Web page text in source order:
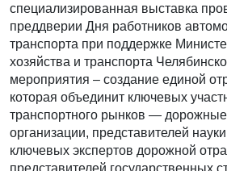
специализированная выставка
преддверии Дня работников
транспорта при поддержке
хозяйства и транспорта
мероприятия – создание единой
которая объединит ключевых
транспортного рынков —
организации, представителей
ключевых экспертов дорожной
представителей государственных